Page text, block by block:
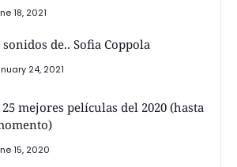
18, 2021
sonidos de.. Sofia Coppola
24, 2021
25 mejores películas del 2020 (hasta
15, 2020